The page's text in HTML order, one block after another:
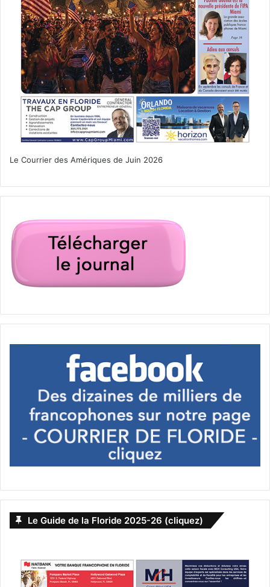
francophones qui cherchaient la foule s’installaient à New-
York, Los-Angeles ou San Francisco. Aujourd’hui c’est en
Floride que de nombreuses entreprises s’installent, car
l’Etat bénéficie à la fois du soleil, d’un taux d’imposition
plus bas, d’un accès plus facile à l’Europe (moins éloigné
que la Californie) et d’un environnement francophone
extraordinaire (plus de 2 millions de personnes qui parlent
Français dans l’agglomération de Miami, avec toutes les
entreprises qui vont avec : comptables, avocats, banques,
restaurants…).
LE CHOIX DE L’ENTREPRISE
Vous devez prendre en considération avant de créer votre
société les points positifs et les points négatifs que
chaque forme peut vous apporter. Elles déterminent ainsi :
– La manière dont vous serez (plus ou moins) imposé
– Votre responsabilité financière personnelle (en cas de
plaintes, de faillite…)
pouvez monter une « sole proprietorship » (entreprise
individuelle, ou « unipersonnelle » ou « auto-
comme une LLC par exemple. Mais, évidemment, la sole
Le Courrier des Amériques de Juin 2026
Le Guide de la Floride 2025-26 (cliquez)